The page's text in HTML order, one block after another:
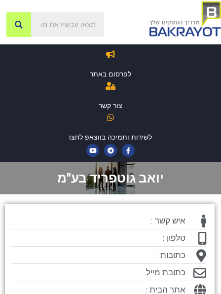
לפרסום באתר
צור קשר
לשירות ותמיכה בווצאפ לחצו
יואב גוטפריד בע"מ
איש קשר :
טלפון :
כתובות :
כתובת מייל :
אתר הבית :